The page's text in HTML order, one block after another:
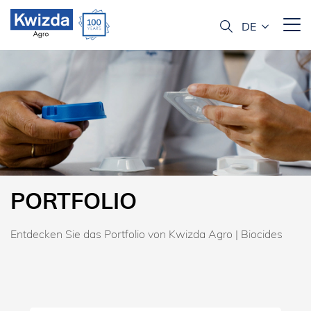
PORTFOLIO
Entdecken Sie das Portfolio von Kwizda Agro | Biocides